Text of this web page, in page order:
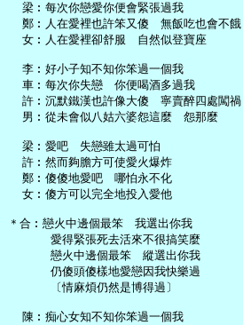
   梁︰每次你戀愛你便會緊張過我
   鄭︰人在愛裡也許笨又傻　無飯吃也會不餓
   女︰人在愛裡卻舒服　自然似登寶座
   李︰好小子知不知你笨過一個我
   車︰每次你失戀　你便喝酒多過我
   許︰沉默鐵漢也許像大傻　寧賣醉四處闖禍
   男︰從未會似八姑六婆怨這麼　怨那麼
   梁︰愛吧　失戀雖太過可怕
   許︰然而夠膽方可使愛火爆炸
   鄭︰傻傻地愛吧　哪怕永不化
   女︰傻方可以完全地投入愛他
＊合︰戀火中邊個最笨　我選出你我
       愛得緊張死去活來不很搞笑麼
       戀火中邊個最笨　縱選出你我
       仍傻頭傻樣地愛戀因我快樂過
       〔情麻煩仍然是博得過〕
   陳︰痴心女知不知你笨過一個我